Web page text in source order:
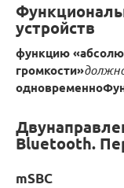
устройств
функцию
громкости»
одновременно
Bluetooth.
mSBC